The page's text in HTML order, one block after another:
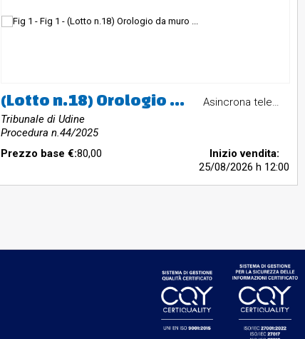
(Lotto n.18) Orologio da muro Fratelli Solari mod. OPR/S2 n. 2660 anno 03/63 vintage
Tribunale di Udine
Procedura n.44/2025
Asincrona telematica
Prezzo base €:80,00
Inizio vendita:
25/08/2026h 12:00